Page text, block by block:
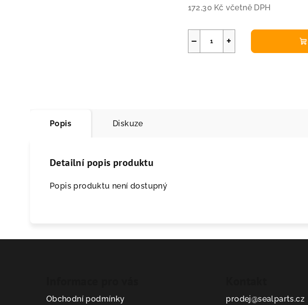
172,30 Kč včetně DPH
cena:
+
−
Popis Diskuze
Detailní popis produktu
Popis produktu není dostupný
Obchodní podmínky prodej@sealparts.cz